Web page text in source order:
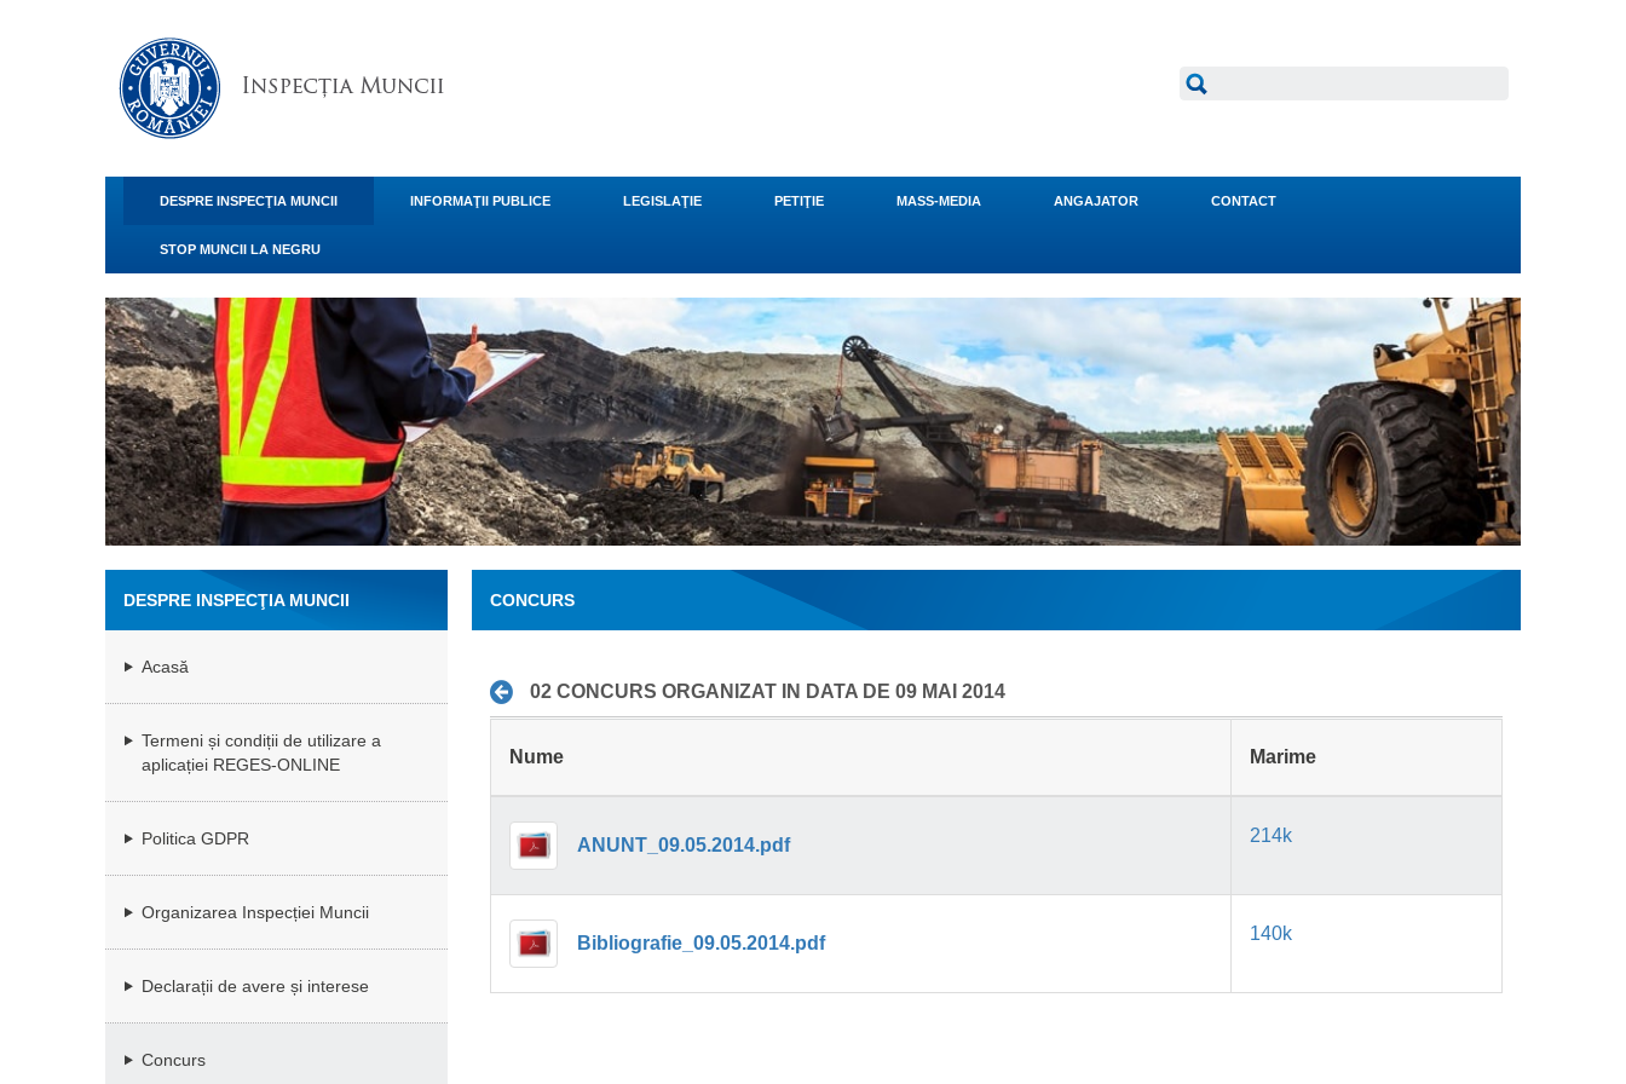
DESPRE INSPECŢIA MUNCII INFORMAŢII PUBLICE LEGISLAŢIE PETIŢIE MASS-MEDIA ANGAJATOR CONTACT
STOP MUNCII LA NEGRU
DESPRE INSPECŢIA MUNCII
Acasă
Termeni și condiții de utilizare a
aplicației REGES-ONLINE
Politica GDPR
Organizarea Inspecției Muncii
Declarații de avere și interese
Concurs
CONCURS
02 CONCURS ORGANIZAT IN DATA DE 09 MAI 2014
Nume Marime
ANUNT_09.05.2014.pdf 214k
Bibliografie_09.05.2014.pdf 140k